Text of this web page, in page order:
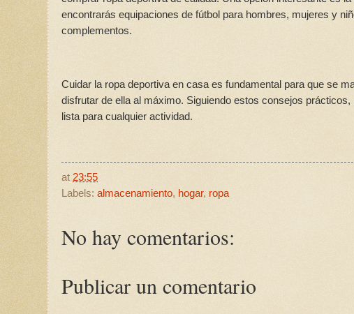
encontrarás equipaciones de fútbol para hombres, mujeres y
complementos.
Cuidar la ropa deportiva en casa es fundamental para que se
disfrutar de ella al máximo. Siguiendo estos consejos
lista para cualquier actividad.
at 23:55
Labels: almacenamiento, hogar, ropa
No hay comentarios:
Publicar un comentario